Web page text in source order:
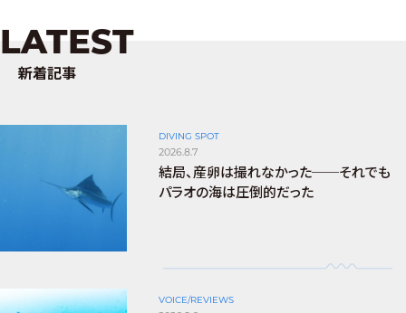
LATEST
新着記事
DIVING SPOT
2026.8.7
結局、産卵は撮れなかった──それでも
パラオの海は圧倒的だった
VOICE/REVIEWS